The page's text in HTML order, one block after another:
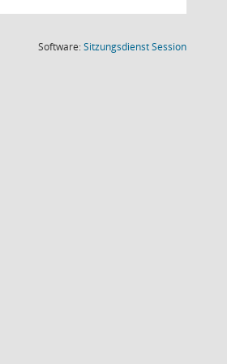
Software:SitzungsdienstSession(Wird in